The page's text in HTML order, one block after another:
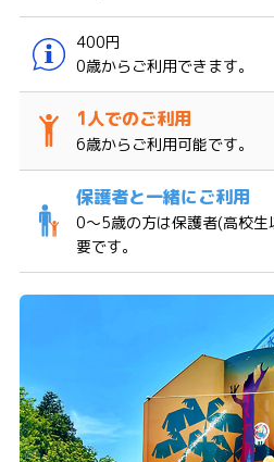
400円
0歳からご利用できます。
6歳からご利用可能です。
0〜5歳の方は保護者(高校
要です。